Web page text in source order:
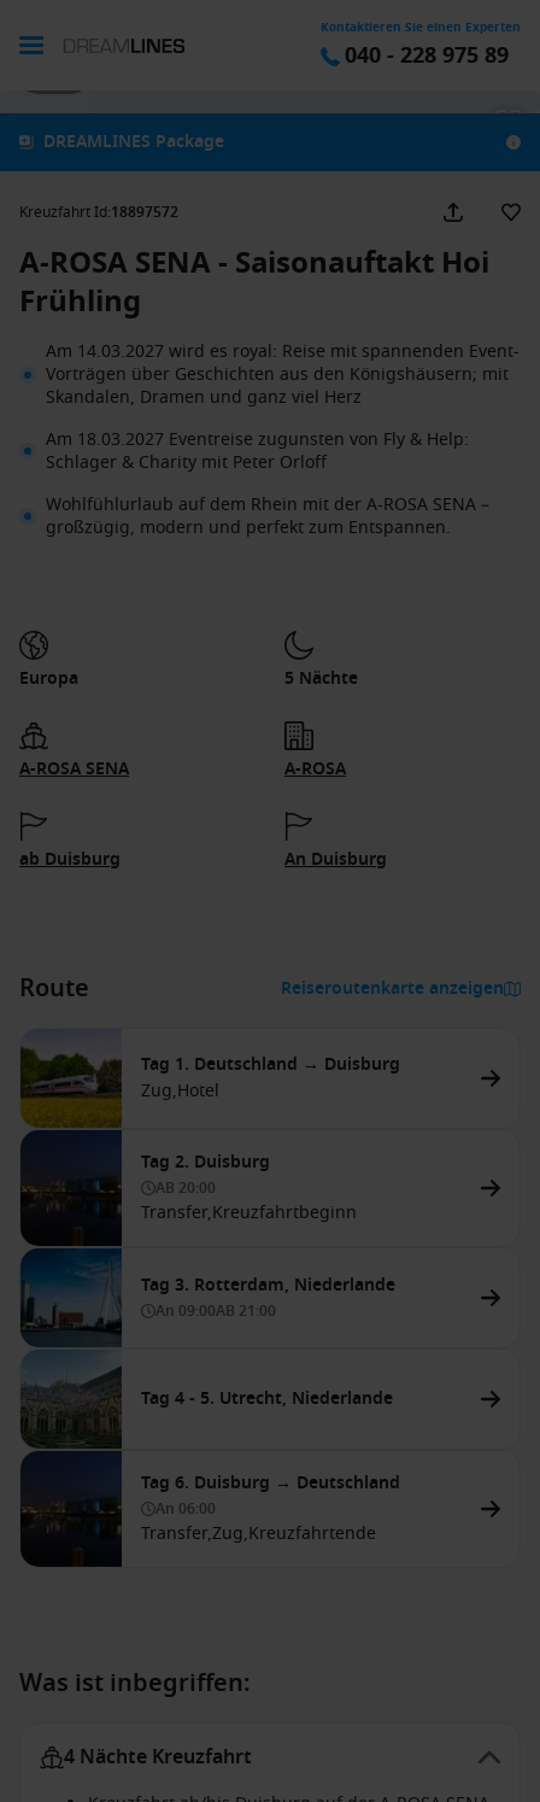
Kontaktieren Sie einen Experten
040 - 228 975 89
DREAMLINES Package
Kreuzfahrt Id:18897572
A-ROSA SENA - Saisonauftakt Hoi
Frühling
Am 14.03.2027 wird es royal: Reise mit spannenden Event-
Vorträgen über Geschichten aus den Königshäusern; mit
Skandalen, Dramen und ganz viel Herz
Am 18.03.2027 Eventreise zugunsten von Fly & Help:
Schlager & Charity mit Peter Orloff
Wohlfühlurlaub auf dem Rhein mit der A-ROSA SENA –
großzügig, modern und perfekt zum Entspannen.
Europa 5 Nächte
A-ROSA SENA A-ROSA
ab Duisburg An Duisburg
Route Reiseroutenkarte anzeigen
Tag 1. Deutschland → Duisburg
Zug,Hotel
Tag 2. Duisburg
AB 20:00
Transfer,Kreuzfahrtbeginn
Tag 3. Rotterdam, Niederlande
An 09:00AB 21:00
Tag 4 - 5. Utrecht, Niederlande
Tag 6. Duisburg → Deutschland
An 06:00
Transfer,Zug,Kreuzfahrtende
Was ist inbegriffen:
4 Nächte Kreuzfahrt